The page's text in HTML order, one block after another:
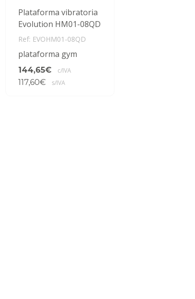
Plataforma vibratoria
Evolution HM01-08QD
Ref: EVOHM01-08QD
plataforma gym
144,65€ c/IVA
117,60€ s/IVA